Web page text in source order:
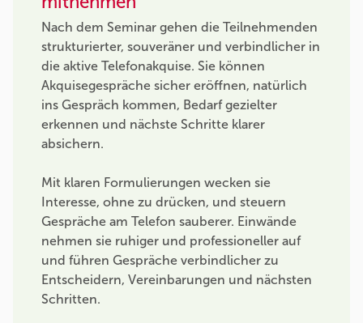
Nach dem Seminar gehen die Teilnehmenden
strukturierter, souveräner und verbindlicher in
die aktive Telefonakquise. Sie können
Akquisegespräche sicher eröffnen, natürlich
ins Gespräch kommen, Bedarf gezielter
erkennen und nächste Schritte klarer
absichern.
Mit klaren Formulierungen wecken sie
Interesse, ohne zu drücken, und steuern
Gespräche am Telefon sauberer. Einwände
nehmen sie ruhiger und professioneller auf
und führen Gespräche verbindlicher zu
Entscheidern, Vereinbarungen und nächsten
Schritten.